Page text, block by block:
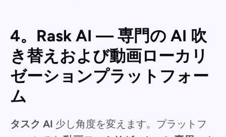
4。Rask AI — 専門の AI 吹
き替えおよび動画ローカリ
ゼーションプラットフォー
ム
タスク AI 少し角度を変えます。プラットフ